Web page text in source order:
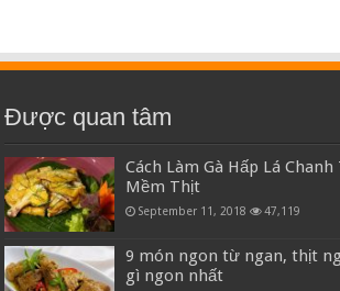
Được quan tâm
Cách Làm Gà Hấp Lá
Mềm Thịt
September 11, 2018 47,119
9 món ngon từ ngan, thịt
gì ngon nhất